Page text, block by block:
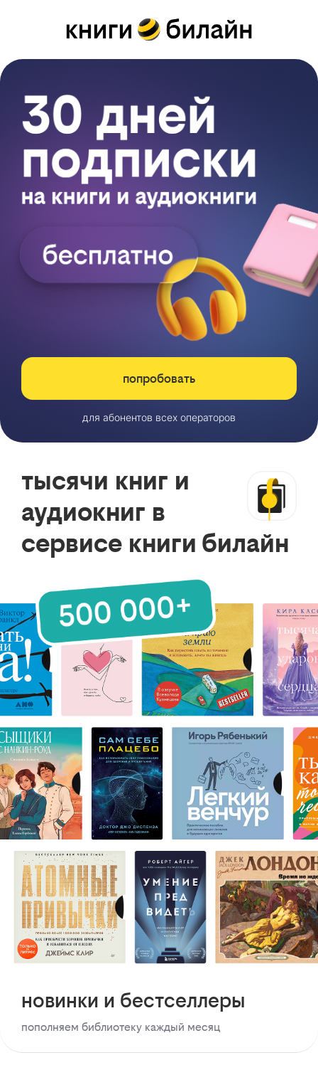
попробовать
для абонентов всех операторов
тысячи книг и
аудиокниг в
сервисе книги билайн
новинки и бестселлеры
пополняем библиотеку каждый месяц